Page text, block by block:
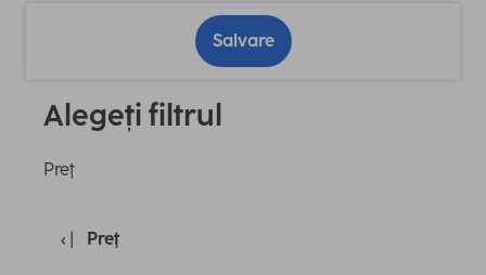
Salvare
Alegeți filtrul
Preţ
Preţ